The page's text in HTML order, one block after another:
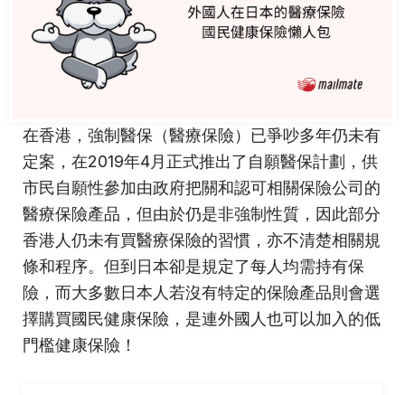
在香港，強制醫保（醫療保險）已爭吵多年仍未有
定案，在2019年4月正式推出了自願醫保計劃，供
市民自願性參加由政府把關和認可相關保險公司的
醫療保險產品，但由於仍是非強制性質，因此部分
香港人仍未有買醫療保險的習慣，亦不清楚相關規
條和程序。但到日本卻是規定了每人均需持有保
險，而大多數日本人若沒有特定的保險產品則會選
擇購買國民健康保險，是連外國人也可以加入的低
門檻健康保險！